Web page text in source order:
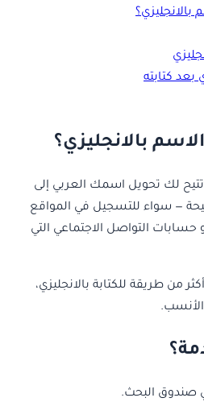
بالانجليزي؟
كتابته
بالانجليزي؟
تتيح لك تحويل اسمك العربي إلى
— سواء للتسجيل في المواقع
حسابات التواصل الاجتماعي التي
من طريقة للكتابة بالانجليزي،
صندوق البحث.